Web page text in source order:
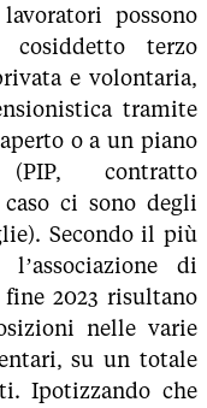
possono
cosiddetto terzo
e volontaria,
tramite
o a un piano
contratto
ci sono degli
Secondo il più
di
2023 risultano
nelle varie
su un totale
Ipotizzando che